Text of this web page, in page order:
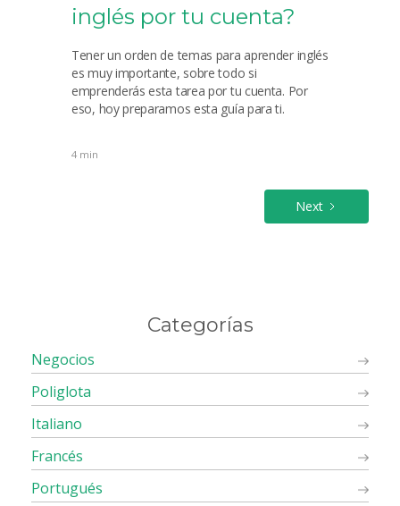
inglés por tu cuenta?
Tener un orden de temas para aprender inglés
es muy importante, sobre todo si
emprenderás esta tarea por tu cuenta. Por
eso, hoy preparamos esta guía para ti.
4 min
Next
Categorías
Negocios
Poliglota
Italiano
Francés
Portugués